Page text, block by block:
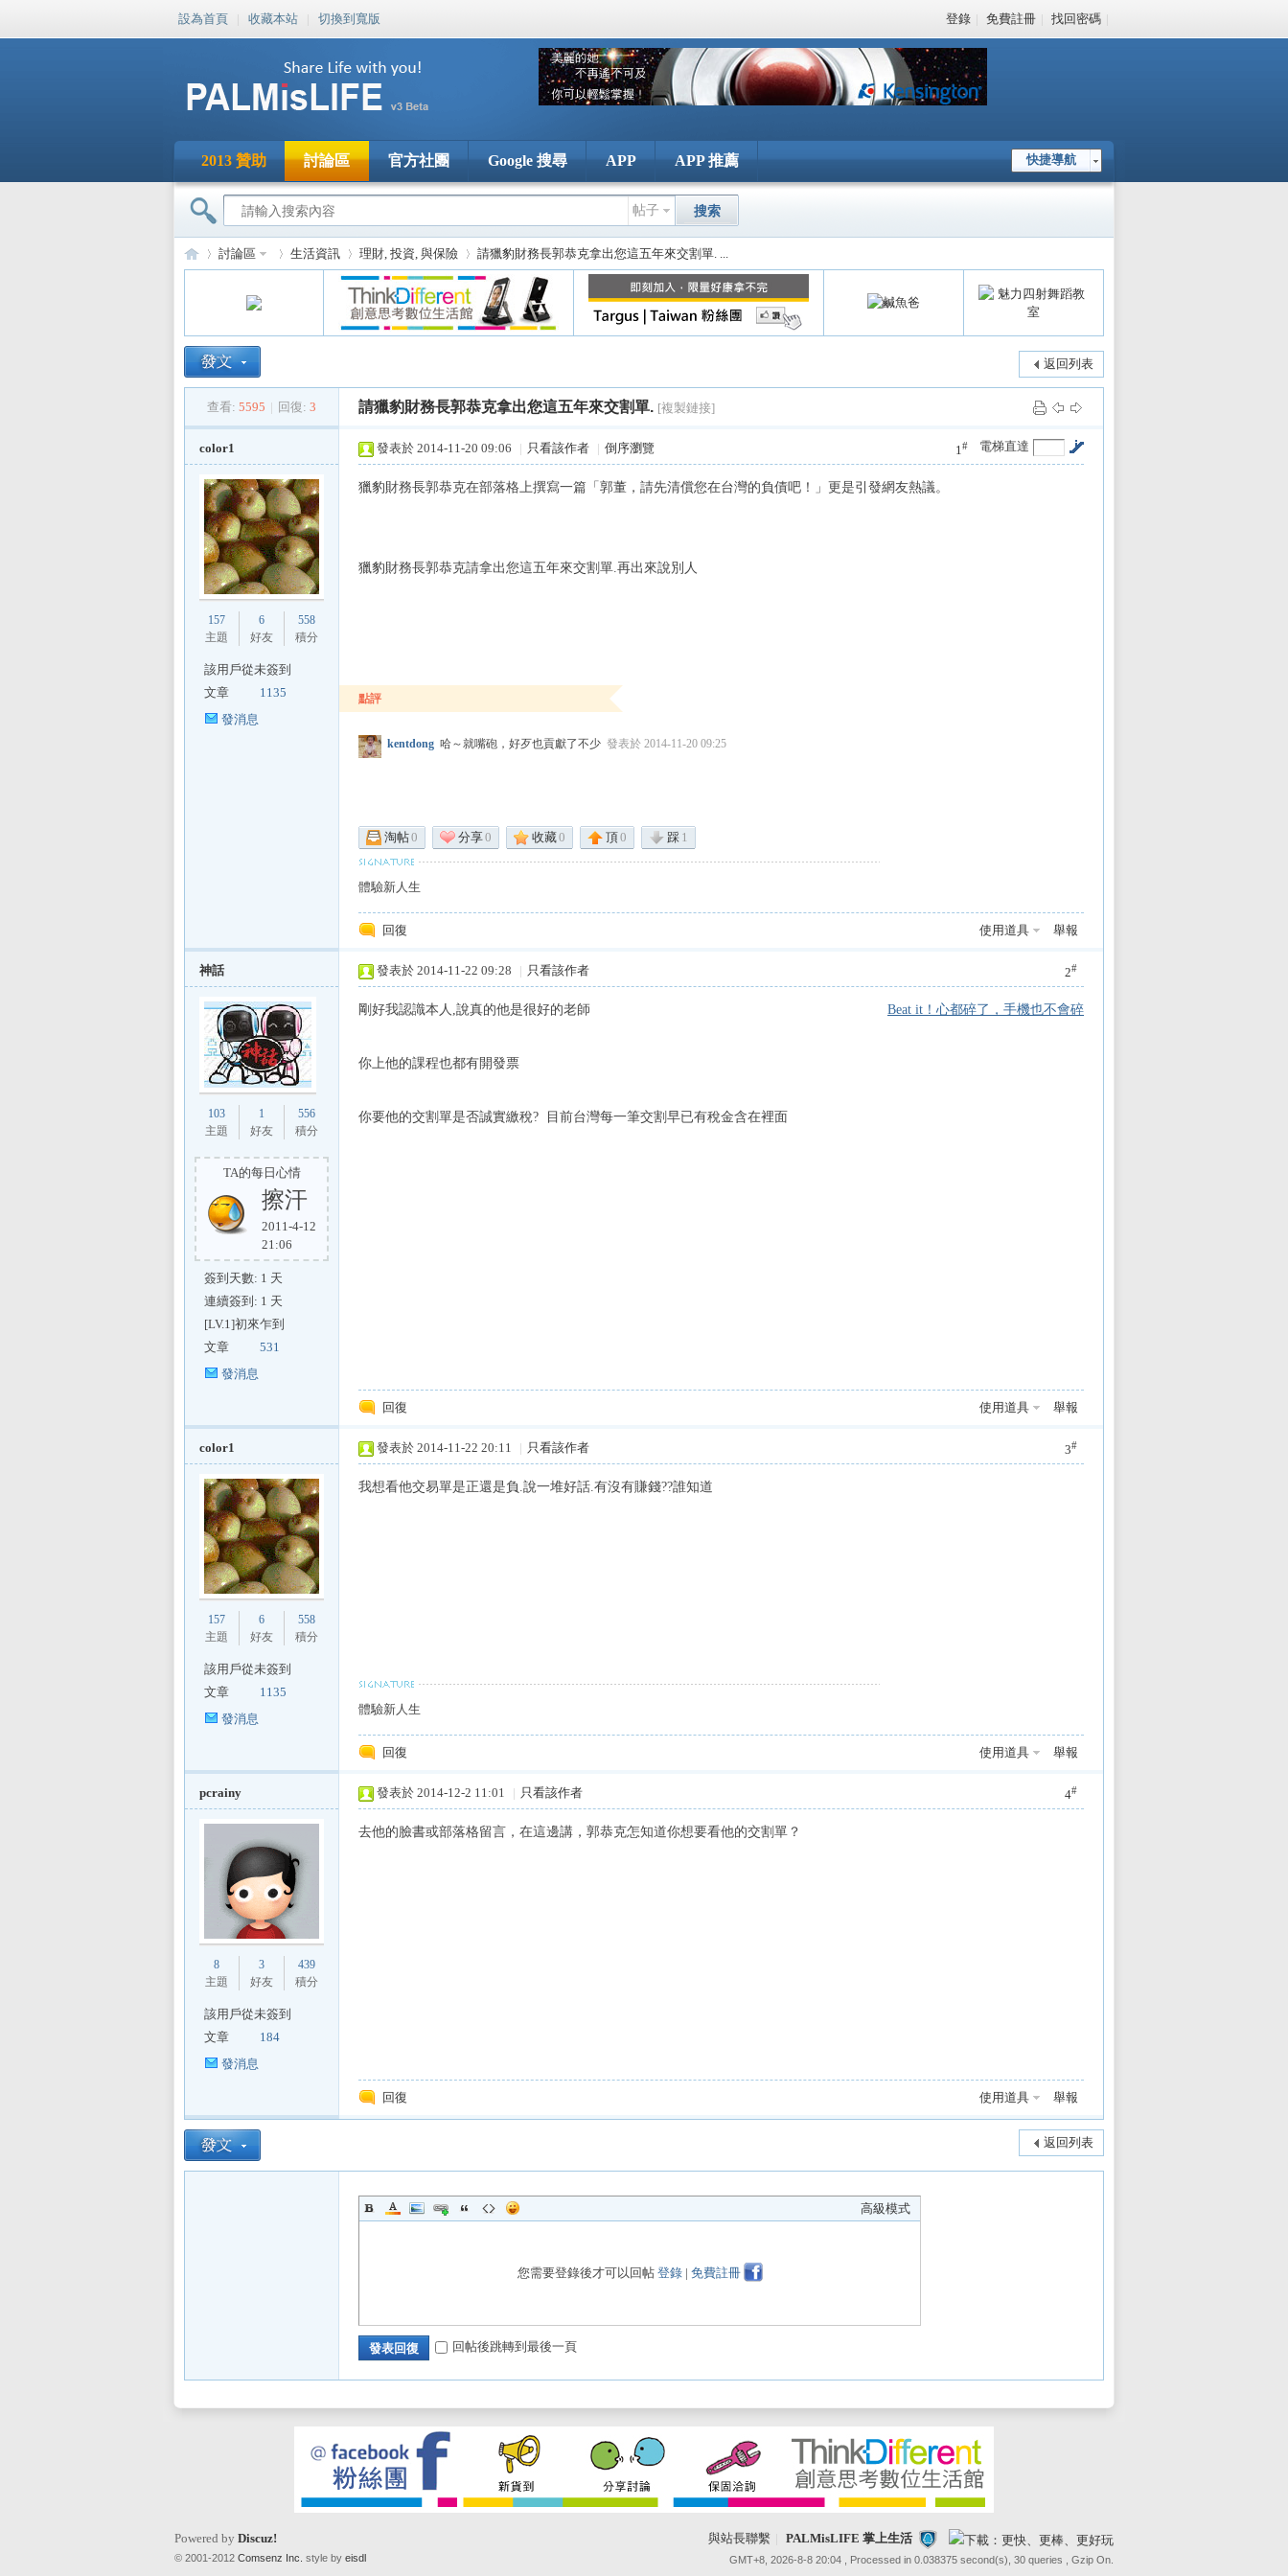
設為首頁 | 收藏本站 | 切換到寬版 登錄 | 免費註冊 | 找回密碼 |
快捷導航
2013 贊助 討論區 官方社團 Google 搜尋 APP APP 推薦
帖子 搜索
PA»
討論區
›
生活資訊
›
理財, 投資, 與保險
›
請獵豹財務長郭恭克拿出您這五年來交割單. ...
返回列表
查看: 5595 | 回復: 3 請獵豹財務長郭恭克拿出您這五年來交割單. [複製鏈接]
color1
157
主題
6
好友
558
積分
該用戶從未簽到
文章
1135
發消息
電梯直達
1#
發表於 2014-11-20 09:06 | 只看該作者 | 倒序瀏覽
獵豹財務長郭恭克在部落格上撰寫一篇「郭董，請先清償您在台灣的負債吧！」更是引發網友熱議。
獵豹財務長郭恭克請拿出您這五年來交割單.再出來說別人
點評
kentdong 哈～就嘴砲，好歹也貢獻了不少 發表於 2014-11-20 09:25
淘帖0 分享0 收藏0 頂0 踩 1
體驗新人生
回復 使用道具 舉報
神話
103
主題
1
好友
556
積分
TA的每日心情
擦汗
2011-4-12
21:06
簽到天數: 1 天
連續簽到: 1 天
[LV.1]初來乍到
文章
531
發消息
2#
發表於 2014-11-22 09:28 | 只看該作者
Beat it！心都碎了，手機也不會碎
剛好我認識本人,說真的他是很好的老師
你上他的課程也都有開發票
你要他的交割單是否誠實繳稅? 目前台灣每一筆交割早已有稅金含在裡面
回復 使用道具 舉報
color1
157
主題
6
好友
558
積分
該用戶從未簽到
文章
1135
發消息
3#
發表於 2014-11-22 20:11 | 只看該作者
我想看他交易單是正還是負.說一堆好話.有沒有賺錢??誰知道
體驗新人生
回復 使用道具 舉報
pcrainy
8
主題
3
好友
439
積分
該用戶從未簽到
文章
184
發消息
4#
發表於 2014-12-2 11:01 | 只看該作者
去他的臉書或部落格留言，在這邊講，郭恭克怎知道你想要看他的交割單？
回復 使用道具 舉報
返回列表
高級模式
您需要登錄後才可以回帖 登錄| 免費註冊
發表回復 回帖後跳轉到最後一頁
與站長聯繫 PALMisLIFE 掌上生活
GMT+8, 2026-8-8 20:04 , Processed in 0.038375 second(s), 30 queries , Gzip On.
Powered by Discuz!
© 2001-2012 Comsenz Inc. style by eisdl